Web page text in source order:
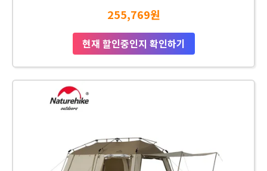
255,769원
현재 할인중인지 확인하기